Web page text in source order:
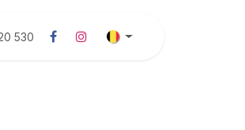
Désherbage
530